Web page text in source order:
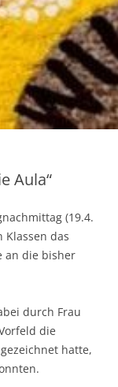
Aula“
(19.4.
das
an die bisher
durch Frau
die
hatte,